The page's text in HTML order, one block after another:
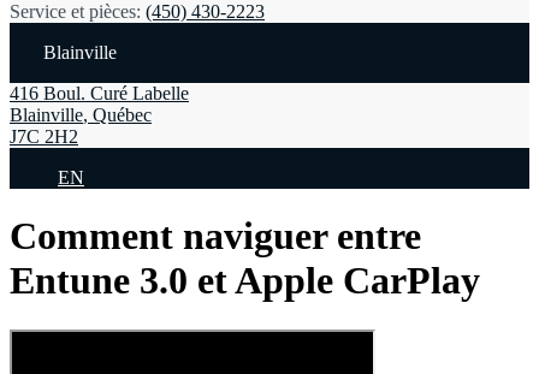
Service et pièces: (450) 430-2223
Blainville
416 Boul. Curé Labelle
Blainville, Québec
J7C 2H2
EN
Comment naviguer entre
Entune 3.0 et Apple CarPlay